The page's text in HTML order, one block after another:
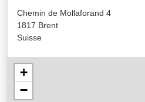
Chemin de Mollaforand 4
1817 Brent
Suisse
+
−